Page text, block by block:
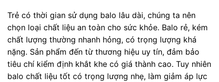
Trẻ có thời gian sử dụng balo lâu dài, chúng ta nên
chọn loại chất liệu an toàn cho sức khỏe. Balo rẻ, kém
chất lượng thường nhanh hỏng, có trọng lượng khá
nặng. Sản phẩm đến từ thương hiệu uy tín, đảm bảo
tiêu chí kiểm định khắt khe có giá thành cao. Tuy nhiên
balo chất liệu tốt có trọng lượng nhẹ, làm giảm áp lực